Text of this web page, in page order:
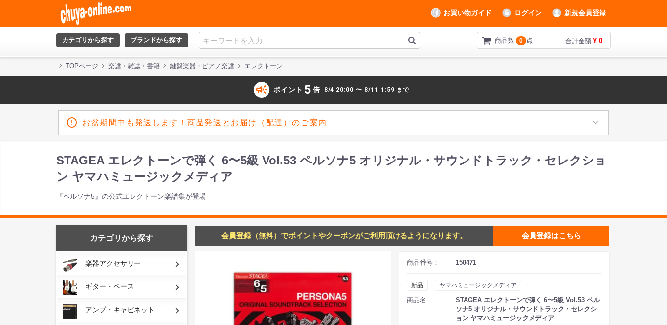
お買い物ガイド ログイン 新規会員登録
カテゴリから探す ブランドから探す 商品数 0 点 合計金額 ¥ 0
TOPページ 楽譜・雑誌・書籍 鍵盤楽器・ピアノ楽譜 エレクトーン
campaign ポイント 5 倍 8/4 20:00 〜 8/11 1:59 まで
お盆期間中も発送します！商品発送とお届け（配達）のご案内
STAGEA エレクトーンで弾く 6〜5級 Vol.53 ペルソナ5 オリジナル・サウンドトラック・セレクショ
ン ヤマハミュージックメディア
『ペルソナ5』の公式エレクトーン楽譜集が登場
カテゴリから探す
楽器アクセサリー
ギター・ベース
アンプ・キャビネット
会員登録（無料）でポイントやクーポンがご利用頂けるようになります。 会員登録はこちら
商品番号： 150471
新品 ヤマハミュージックメディア
商品名
STAGEA エレクトーンで弾く 6〜5級 Vol.53 ペル
ソナ5 オリジナル・サウンドトラック・セレクシ
ョン ヤマハミュージックメディア